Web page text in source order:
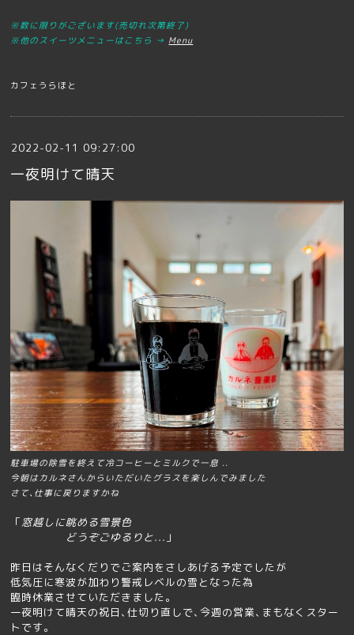
※数に限りがございます(売切れ次第終了)
※他のスイーツメニューはこちら → Menu
カフェうらほと
2022-02-11 09:27:00
一夜明けて晴天
駐車場の除雪を終えて冷コーヒーとミルクで一息 ..
今朝はカルネさんからいただいたグラスを楽しんでみました
さて､仕事に戻りますかね
「窓越しに眺める雪景色
どうぞごゆるりと... 」
昨日はそんなくだりでご案内をさしあげる予定でしたが
低気圧に寒波が加わり警戒レベルの雪となった為
臨時休業させていただきました｡
一夜明けて晴天の祝日､仕切り直しで､今週の営業､まもなくスター
トです｡